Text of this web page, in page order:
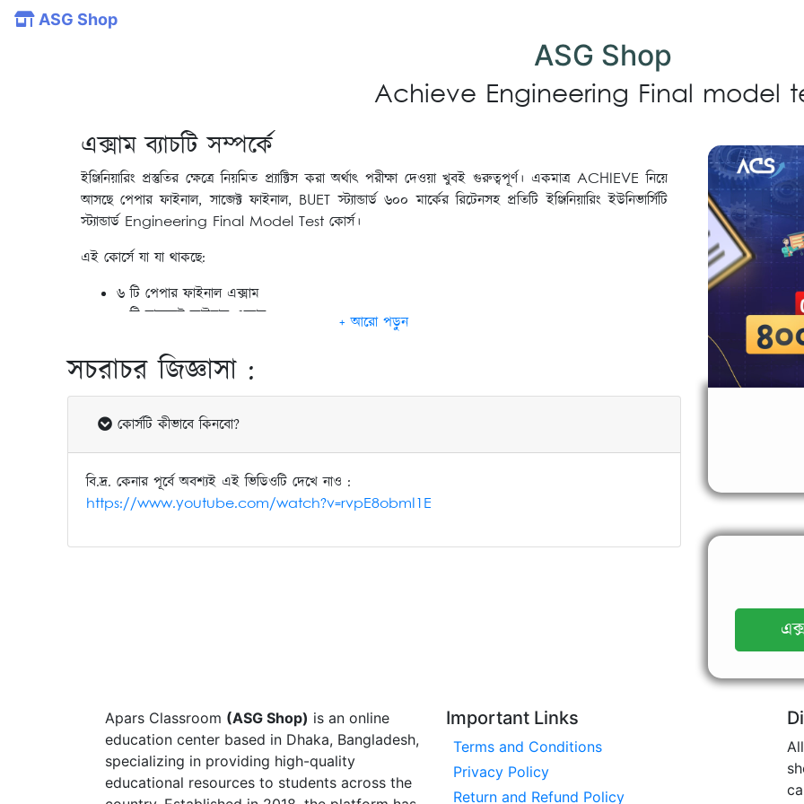
ASG Shop
ASG Shop
Achieve Engineering Final model
এক্সাম ব‍্যাচটি সম্পর্কে
ইঞ্জিনিয়ারিং প্রস্তুতির ক্ষেত্রে নিয়মিত প্র‍্যাক্টিস করা অর্থাৎ পরীক্ষা দেওয়া খুবই গুরুত্বপূর্ণ। একমাত্র ACHIEVE নিয়ে
আসছে পেপার ফাইনাল, সাব্জেক্ট ফাইনাল, BUET স্ট্যান্ডার্ড ৬০০ মার্কের রিটেনসহ প্রতিটি ইঞ্জিনিয়ারিং ইউনিভার্সিটি
স্ট্যান্ডার্ড Engineering Final Model Test কোর্স।
এই কোর্সে যা যা থাকছে:
৬ টি পেপার ফাইনাল এক্সাম
৩ টি সাবজেক্ট ফাইনাল এক্সাম
CUET, RUET, KUET, MIST, IUT, SUST স্ট্যান্ডার্ড মডেল টেস্ট
প্রতিটি পরীক্ষার জন্য ব্যাখ্যাসহ সলভ শীট ও সলভ ক্লাস
24/7 Q&A সার্ভিস
সচরাচর জিজ্ঞাসা :
কোর্সটি কীভাবে কিনবো?
বি.দ্র. কেনার পূর্বে অবশ্যই এই ভিডিওটি দেখে নাও :
https://www.youtube.com/watch?v=rvpE8obmI1E
Apars Classroom (ASG Shop) is an online
education center based in Dhaka, Bangladesh,
specializing in providing high-quality
educational resources to students across the
Important Links
Terms and Conditions
Privacy Policy
Return and Refund Policy